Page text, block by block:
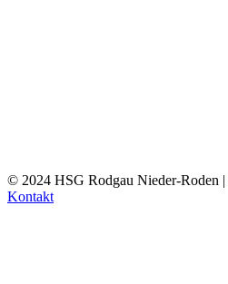
© 2024 HSG Rodgau Nieder-Roden |
Kontakt